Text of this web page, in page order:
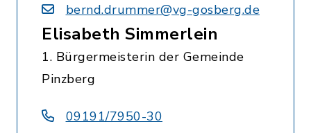
bernd.drummer@vg-gosberg.de
Elisabeth Simmerlein
1. Bürgermeisterin der Gemeinde
Pinzberg
09191/7950-30